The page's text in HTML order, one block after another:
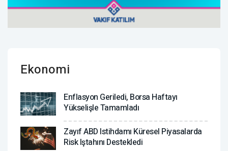
Ekonomi
Enflasyon Geriledi, Borsa Haftayı
Yükselişle Tamamladı
Zayıf ABD Istihdamı Küresel Piyasalarda
Risk Iştahını Destekledi